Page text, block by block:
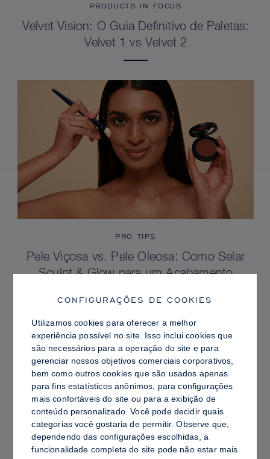
PRODUCTS IN FOCUS
Velvet Vision: O Guia Definitivo de Paletas:
Velvet 1 vs Velvet 2
PRO TIPS
Pele Viçosa vs. Pele Oleosa: Como Selar
Sculpt & Glow para um Acabamento
CONFIGURAÇÕES DE COOKIES
Utilizamos cookies para oferecer a melhor
experiência possível no site. Isso inclui cookies que
são necessários para a operação do site e para
gerenciar nossos objetivos comerciais corporativos,
bem como outros cookies que são usados ​​apenas
para fins estatísticos anônimos, para configurações
mais confortáveis ​​do site ou para a exibição de
conteúdo personalizado. Você pode decidir quais
categorias você gostaria de permitir. Observe que,
dependendo das configurações escolhidas, a
funcionalidade completa do site pode não estar mais